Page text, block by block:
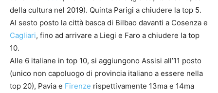
della cultura nel 2019). Quinta Parigi a chiudere la top 5.
Al sesto posto la città basca di Bilbao davanti a Cosenza e
Cagliari, fino ad arrivare a Liegi e Faro a chiudere la top
10.
Alle 6 italiane in top 10, si aggiungono Assisi all’11 posto
(unico non capoluogo di provincia italiano a essere nella
top 20), Pavia e Firenze rispettivamente 13ma e 14ma